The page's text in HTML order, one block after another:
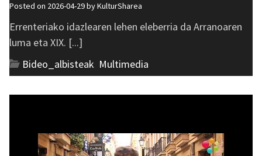
Posted on 2026-04-29 byKulturSharea
Errenteriako idazlearen lehen eleberria da Arranoaren
luma eta XIX. [...]
Bideo_albisteak Multimedia